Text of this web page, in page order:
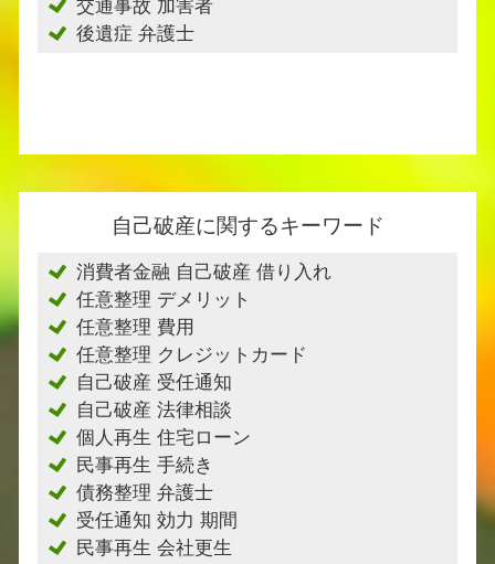
交通事故 加害者
後遺症 弁護士
自己破産に関するキーワード
消費者金融 自己破産 借り入れ
任意整理 デメリット
任意整理 費用
任意整理 クレジットカード
自己破産 受任通知
自己破産 法律相談
個人再生 住宅ローン
民事再生 手続き
債務整理 弁護士
受任通知 効力 期間
民事再生 会社更生